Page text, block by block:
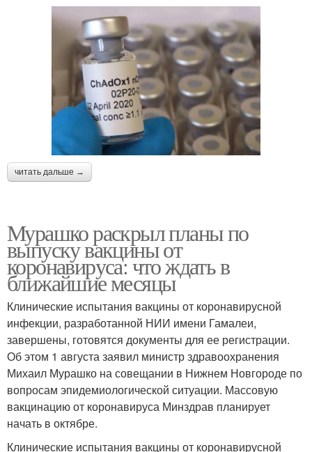
читать дальше →
Мурашко раскрыл планы по
выпуску вакцины от
коронавируса: что ждать в
ближайшие месяцы
Клинические испытания вакцины от коронавирусной
инфекции, разработанной НИИ имени Гамалеи,
завершены, готовятся документы для ее регистрации.
Об этом 1 августа заявил министр здравоохранения
Михаил Мурашко на совещании в Нижнем Новгороде по
вопросам эпидемиологической ситуации. Массовую
вакцинацию от коронавируса Минздрав планирует
начать в октябре.
Клинические испытания вакцины от коронавирусной